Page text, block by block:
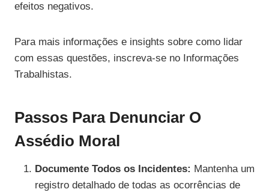
efeitos negativos.
Para mais informações e insights sobre como lidar
com essas questões, inscreva-se no Informações
Trabalhistas.
Passos Para Denunciar O
Assédio Moral
Documente Todos os Incidentes: Mantenha um
registro detalhado de todas as ocorrências de